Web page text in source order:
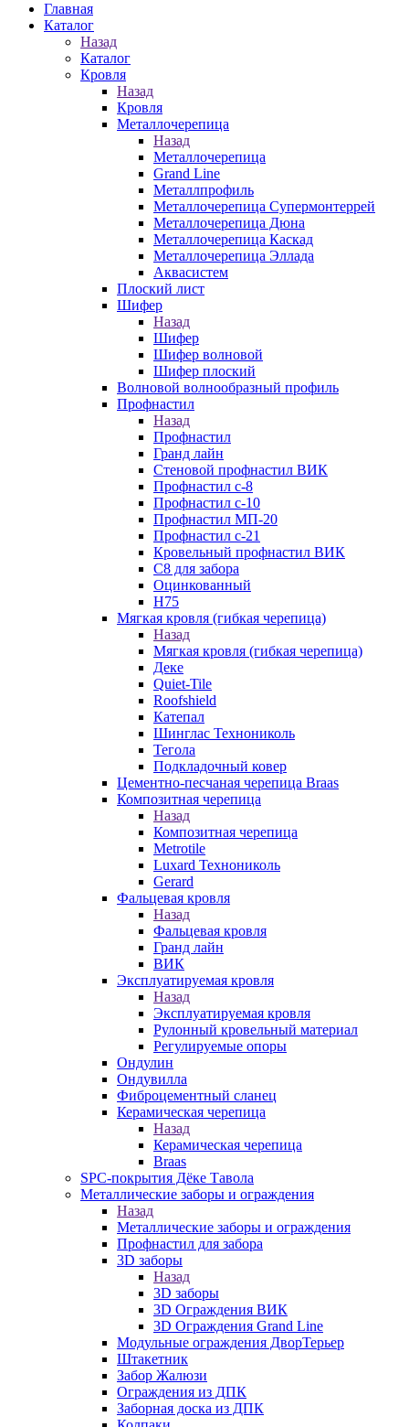
Главная
Каталог
Назад
Каталог
Кровля
Назад
Кровля
Металлочерепица
Назад
Металлочерепица
Grand Line
Металлпрофиль
Металлочерепица Супермонтеррей
Металлочерепица Дюна
Металлочерепица Каскад
Металлочерепица Эллада
Аквасистем
Плоский лист
Шифер
Назад
Шифер
Шифер волновой
Шифер плоский
Волновой волнообразный профиль
Профнастил
Назад
Профнастил
Гранд лайн
Стеновой профнастил ВИК
Профнастил с-8
Профнастил с-10
Профнастил МП-20
Профнастил с-21
Кровельный профнастил ВИК
С8 для забора
Оцинкованный
Н75
Мягкая кровля (гибкая черепица)
Назад
Мягкая кровля (гибкая черепица)
Деке
Quiet-Tile
Roofshield
Катепал
Шинглас Технониколь
Тегола
Подкладочный ковер
Цементно-песчаная черепица Braas
Композитная черепица
Назад
Композитная черепица
Metrotile
Luxard Технониколь
Gerard
Фальцевая кровля
Назад
Фальцевая кровля
Гранд лайн
ВИК
Эксплуатируемая кровля
Назад
Эксплуатируемая кровля
Рулонный кровельный материал
Регулируемые опоры
Ондулин
Ондувилла
Фиброцементный сланец
Керамическая черепица
Назад
Керамическая черепица
Braas
SPC-покрытия Дёке Тавола
Металлические заборы и ограждения
Назад
Металлические заборы и ограждения
Профнастил для забора
3D заборы
Назад
3D заборы
3D Ограждения ВИК
3D Ограждения Grand Line
Модульные ограждения ДворТерьер
Штакетник
Забор Жалюзи
Ограждения из ДПК
Заборная доска из ДПК